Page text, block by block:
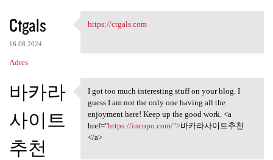
Ctgals
16.08.2024
Adres
https://ctgals.com
https://ctgals.com
바카라
사이트
추천
I got too much interesting
I got too much interesting stuff on your blog. I
guess I am not the only one having all the
enjoyment here! Keep up the good work. <a
href="https://incopo.com/">바카라사이트추천
</a>